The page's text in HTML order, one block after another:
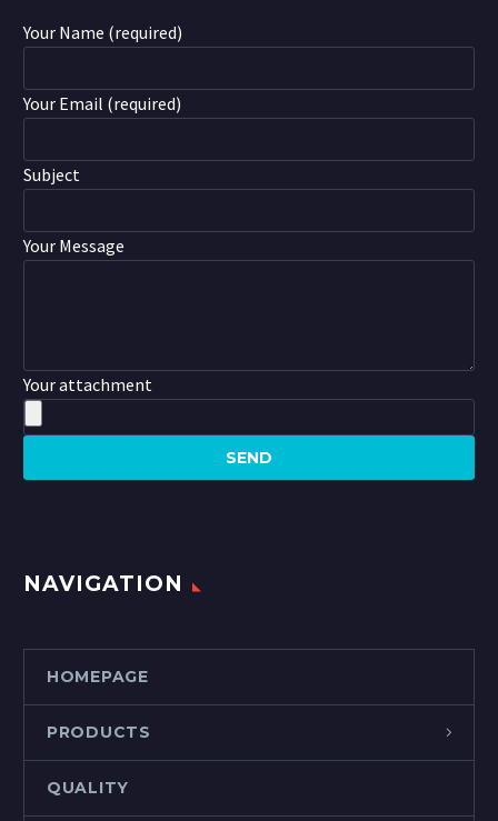
Your Name (required)
Your Email (required)
Subject
Your Message
Your attachment
NAVIGATION
HOMEPAGE
PRODUCTS
QUALITY